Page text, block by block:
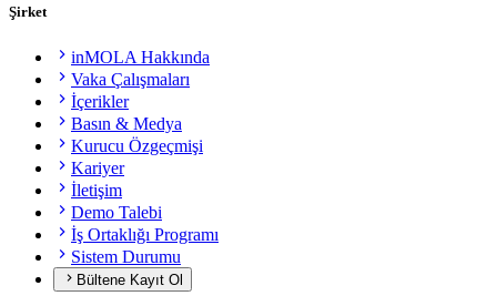
Şirket
inMOLA Hakkında
Vaka Çalışmaları
İçerikler
Basın & Medya
Kurucu Özgeçmişi
Kariyer
İletişim
Demo Talebi
İş Ortaklığı Programı
Sistem Durumu
Bültene Kayıt Ol